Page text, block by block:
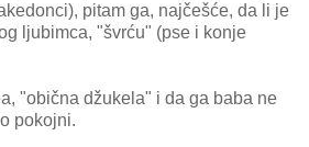
pitam ga, najčešće, da li je
ljubimca, "švrću" (pse i konje
"obična džukela" i da ga baba ne
pokojni.